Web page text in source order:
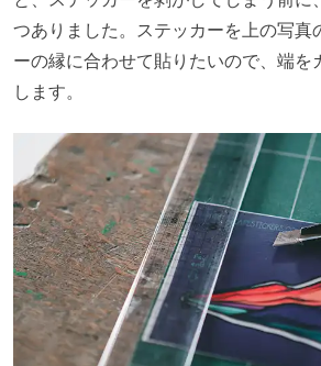
つありました。ステッカーを上の写真
ーの縁に合わせて貼りたいので、端を
します。